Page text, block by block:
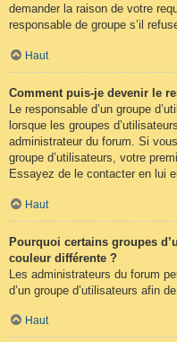
demander la raison de votre
responsable de groupe s’il
Haut
Comment puis-je devenir le
Le responsable d’un groupe
lorsque les groupes
administrateur du forum. Si
groupe d’utilisateurs, votre
Essayez de le contacter en lui
Haut
Pourquoi certains groupes
couleur différente ?
Les administrateurs du forum
d’un groupe d’utilisateurs afin
Haut